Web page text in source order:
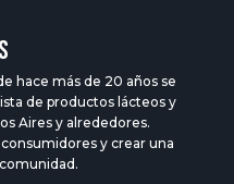
hace más de 20 años se
de productos lácteos y
Aires y alrededores.
y crear una